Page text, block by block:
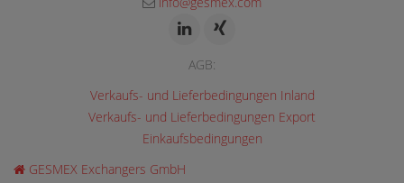
AGB:
Verkaufs- und Lieferbedingungen Inland
Verkaufs- und Lieferbedingungen Export
Einkaufsbedingungen
GESMEX Exchangers GmbH